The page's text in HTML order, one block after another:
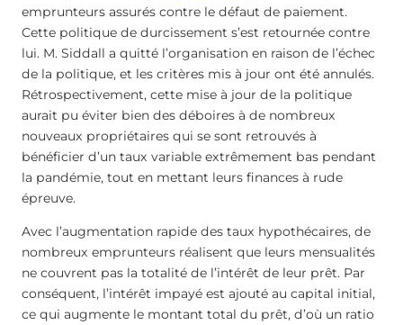
emprunteurs assurés contre le défaut de paiement.
Cette politique de durcissement s’est retournée contre
lui. M. Siddall a quitté l’organisation en raison de l’échec
de la politique, et les critères mis à jour ont été annulés.
Rétrospectivement, cette mise à jour de la politique
aurait pu éviter bien des déboires à de nombreux
nouveaux propriétaires qui se sont retrouvés à
bénéficier d’un taux variable extrêmement bas pendant
la pandémie, tout en mettant leurs finances à rude
épreuve.
Avec l’augmentation rapide des taux hypothécaires, de
nombreux emprunteurs réalisent que leurs mensualités
ne couvrent pas la totalité de l’intérêt de leur prêt. Par
conséquent, l’intérêt impayé est ajouté au capital initial,
ce qui augmente le montant total du prêt, d’où un ratio